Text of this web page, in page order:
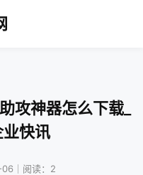
攻神器怎么下载_
快讯
｜阅读：2